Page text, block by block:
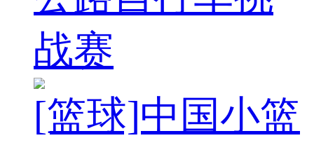
战赛
[篮球]中国小篮